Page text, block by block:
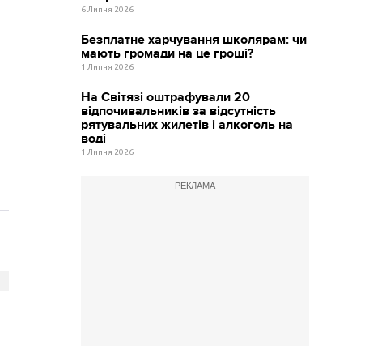
6 Липня 2026
Безплатне харчування школярам: чи
мають громади на це гроші?
1 Липня 2026
На Світязі оштрафували 20
відпочивальників за відсутність
рятувальних жилетів і алкоголь на
воді
1 Липня 2026
РЕКЛАМА